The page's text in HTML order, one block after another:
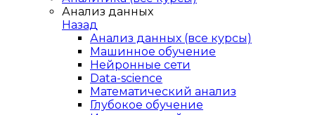
Анализ данных
Назад
Анализ данных (все курсы)
Машинное обучение
Нейронные сети
Data-science
Математический анализ
Глубокое обучение